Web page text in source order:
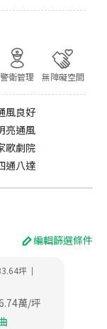
警衛管理 無障礙空間
風良好
亮通風
歌劇院
通八達
編輯篩選條件
坪 |
萬/坪